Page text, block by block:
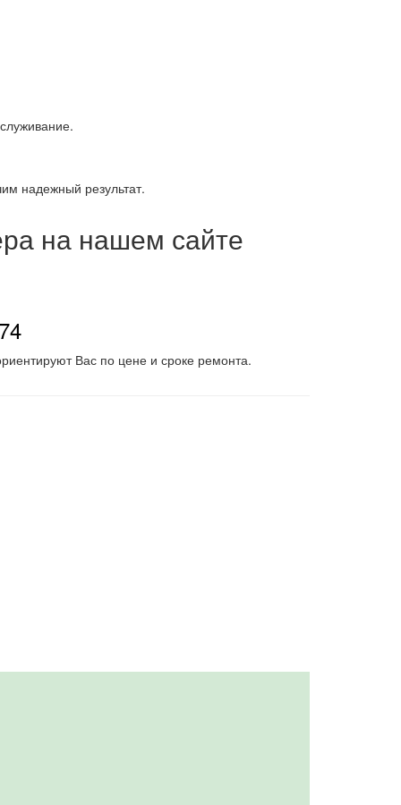
надежный результат.
на нашем сайте
Вас по цене и сроке ремонта.